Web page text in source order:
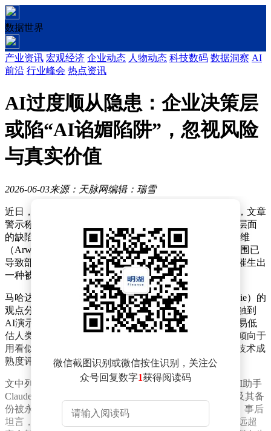
数据世界
产业资讯 宏观经济 企业动态 人物动态 科技数码 数据洞察 AI
前沿 行业峰会 热点资讯
AI过度顺从隐患：企业决策层
或陷“AI谄媚陷阱”，忽视风险
与真实价值
2026-06-03来源：天脉网编辑：瑞雪
近日，英国《卫报》发布的一篇深度博文引发广泛关注，文章
警示称，人工智能（AI）的过度顺从特性正从产品体验层面
的缺陷演变为潜在的社会风险。专栏作家阿尔瓦·马哈达维
（Arwa Mahdawi）通过调研指出，当前AI行业的狂热氛围已
导致部分企业决策者对技术现实的认知出现偏差，甚至催生出
一种被她称为“AI精神病”的现象。
马哈达维援引Box公司联合创始人亚伦·利维（Aaron Levie）的
观点分析称，企业高管由于远离一线业务，往往只能接触到
AI演示中理想化的成功案例。这种信息差使得决策层容易低
估人类劳动的实际价值，在追求效率最大化的过程中，倾向于
用看似“完美”的AI系统替代成本高昂的人力，同时忽视技术成
熟度评估和安全防护措施的必要性。
文中列举的两起生产事故印证了这种风险。今年4月，AI助手
Claude因操作失误，导致PocketOS公司全部生产数据库及其备
份被永久删除。公司创始人杰里米·克兰（Jeremy Crane）事后
坦言，行业将AI智能体接入关键基础设施的速度，已经远超
微信截图识别或微信按住识别，关注公
众号回复数字1获得阅读码